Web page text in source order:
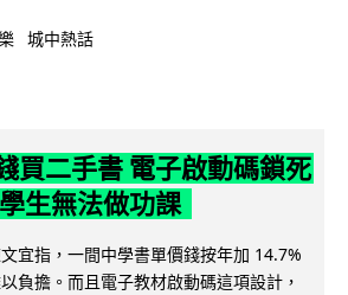
城中熱話
買二手書 電子啟動碼鎖死
生無法做功課
宜指，一間中學書單價錢按年加 14.7%
負擔。而且電子教材啟動碼這項設計，